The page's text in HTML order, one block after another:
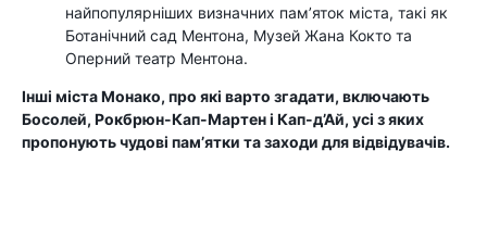
найпопулярніших визначних пам’яток міста, такі як
Ботанічний сад Ментона, Музей Жана Кокто та
Оперний театр Ментона.
Інші міста Монако, про які варто згадати, включають
Босолей, Рокбрюн-Кап-Мартен і Кап-д’Ай, усі з яких
пропонують чудові пам’ятки та заходи для відвідувачів.